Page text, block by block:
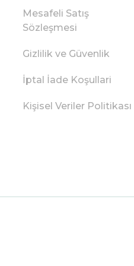
Mesafeli Satış
Sözleşmesi
Gizlilik ve Güvenlik
İptal İade Koşullari
Kişisel Veriler Politikası